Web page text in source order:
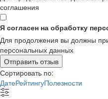
соглашения
Я согласен на обработку
Для продолжения вы должны
персональных данных
Отправить отзыв
Сортировать по:
ДатеРейтингуПолезности